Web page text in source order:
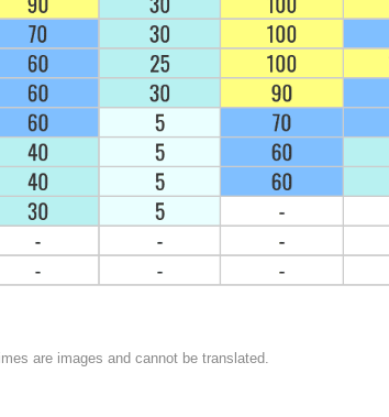
are images and cannot be translated.